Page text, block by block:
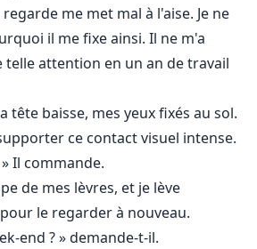
me met mal à l'aise. Je ne
il me fixe ainsi. Il ne m'a
telle attention en un an de travail
tête baisse, mes yeux fixés au sol.
ce contact visuel intense.
Il commande.
de mes lèvres, et je lève
le regarder à nouveau.
end ? » demande-t-il.